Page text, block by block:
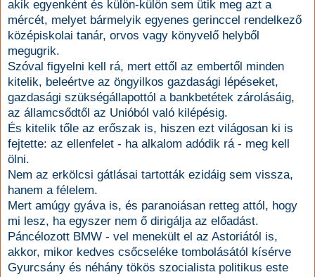
akik egyenként és külön-külön sem ütik meg azt a
mércét, melyet bármelyik egyenes gerinccel rendelkező
középiskolai tanár, orvos vagy könyvelő helyből
megugrik.
Szóval figyelni kell rá, mert ettől az embertől minden
kitelik, beleértve az öngyilkos gazdasági lépéseket,
gazdasági szükségállapottól a bankbetétek zárolásáig,
az államcsődtől az Unióból való kilépésig.
És kitelik tőle az erőszak is, hiszen ezt világosan ki is
fejtette: az ellenfelet - ha alkalom adódik rá - meg kell
ölni.
Nem az erkölcsi gátlásai tartották ezidáig sem vissza,
hanem a félelem.
Mert amúgy gyáva is, és paranoiásan retteg attól, hogy
mi lesz, ha egyszer nem ő dirigálja az előadást.
Páncélozott BMW - vel menekült el az Astoriától is,
akkor, mikor kedves csőcseléke tombolásától kísérve
Gyurcsány és néhány tökös szocialista politikus este